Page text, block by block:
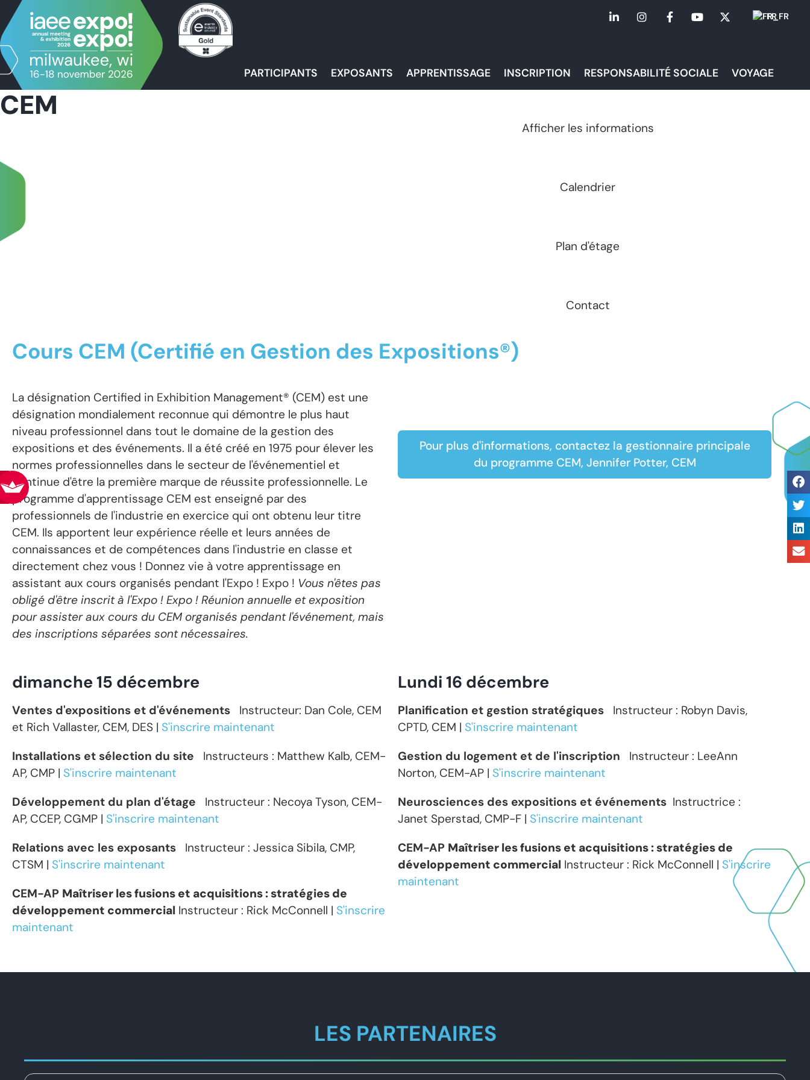
FR
PARTICIPANTS EXPOSANTS APPRENTISSAGE INSCRIPTION RESPONSABILITÉ SOCIALE VOYAGE
CEM
Afficher les informations
Calendrier
Plan d'étage
Contact
Cours CEM (Certifié en Gestion des Expositions®)
La désignation Certified in Exhibition Management® (CEM) est une
désignation mondialement reconnue qui démontre le plus haut
niveau professionnel dans tout le domaine de la gestion des
expositions et des événements. Il a été créé en 1975 pour élever les
normes professionnelles dans le secteur de l'événementiel et
continue d'être la première marque de réussite professionnelle. Le
programme d'apprentissage CEM est enseigné par des
professionnels de l'industrie en exercice qui ont obtenu leur titre
CEM. Ils apportent leur expérience réelle et leurs années de
connaissances et de compétences dans l'industrie en classe et
directement chez vous ! Donnez vie à votre apprentissage en
assistant aux cours organisés pendant l'Expo ! Expo ! Vous n'êtes pas
obligé d'être inscrit à l'Expo ! Expo ! Réunion annuelle et exposition
pour assister aux cours du CEM organisés pendant l'événement, mais
des inscriptions séparées sont nécessaires.
Pour plus d'informations, contactez la gestionnaire principale
du programme CEM, Jennifer Potter, CEM
dimanche 15 décembre
Ventes d'expositions et d'événements Instructeur: Dan Cole, CEM
et Rich Vallaster, CEM, DES | S'inscrire maintenant
Installations et sélection du site Instructeurs : Matthew Kalb, CEM-
AP, CMP | S'inscrire maintenant
Développement du plan d'étage Instructeur : Necoya Tyson, CEM-
AP, CCEP, CGMP | S'inscrire maintenant
Relations avec les exposants Instructeur : Jessica Sibila, CMP,
CTSM | S'inscrire maintenant
CEM-AP Maîtriser les fusions et acquisitions : stratégies de
développement commercial Instructeur : Rick McConnell | S'inscrire
maintenant
Lundi 16 décembre
Planification et gestion stratégiques Instructeur : Robyn Davis,
CPTD, CEM | S'inscrire maintenant
Gestion du logement et de l'inscription Instructeur : LeeAnn
Norton, CEM-AP | S'inscrire maintenant
Neurosciences des expositions et événements Instructrice :
Janet Sperstad, CMP-F | S'inscrire maintenant
CEM-AP Maîtriser les fusions et acquisitions : stratégies de
développement commercial Instructeur : Rick McConnell | S'inscrire
maintenant
LES PARTENAIRES